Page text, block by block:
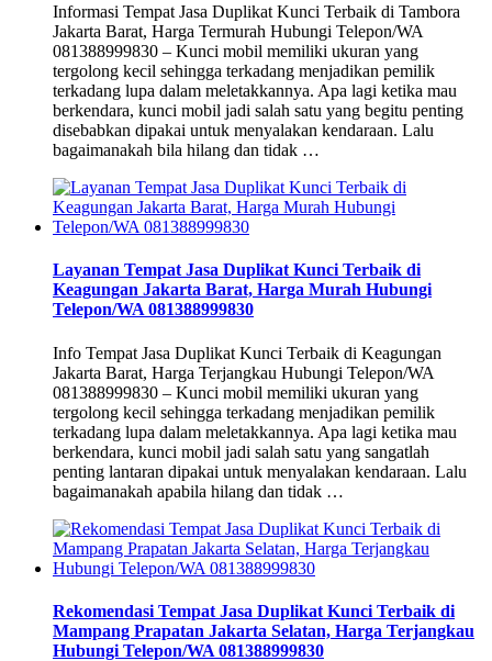
Informasi Tempat Jasa Duplikat Kunci Terbaik di Tambora
Jakarta Barat, Harga Termurah Hubungi Telepon/WA
081388999830 – Kunci mobil memiliki ukuran yang
tergolong kecil sehingga terkadang menjadikan pemilik
terkadang lupa dalam meletakkannya. Apa lagi ketika mau
berkendara, kunci mobil jadi salah satu yang begitu penting
disebabkan dipakai untuk menyalakan kendaraan. Lalu
bagaimanakah bila hilang dan tidak …
Layanan Tempat Jasa Duplikat Kunci Terbaik di
Keagungan Jakarta Barat, Harga Murah Hubungi
Telepon/WA 081388999830
Info Tempat Jasa Duplikat Kunci Terbaik di Keagungan
Jakarta Barat, Harga Terjangkau Hubungi Telepon/WA
081388999830 – Kunci mobil memiliki ukuran yang
tergolong kecil sehingga terkadang menjadikan pemilik
terkadang lupa dalam meletakkannya. Apa lagi ketika mau
berkendara, kunci mobil jadi salah satu yang sangatlah
penting lantaran dipakai untuk menyalakan kendaraan. Lalu
bagaimanakah apabila hilang dan tidak …
Rekomendasi Tempat Jasa Duplikat Kunci Terbaik di
Mampang Prapatan Jakarta Selatan, Harga Terjangkau
Hubungi Telepon/WA 081388999830